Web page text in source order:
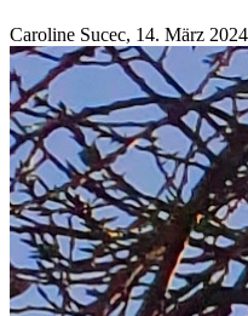
Caroline Sucec, 14. März 2024